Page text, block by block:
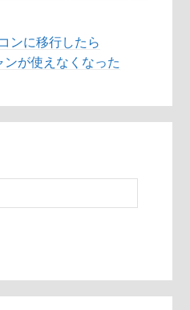
ンに移行したら
が使えなくなった